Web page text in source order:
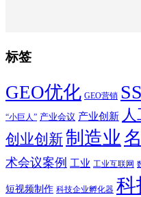
标签
GEO优化 GEO营销
“小巨人” 产业会议 产业创新
创业创新制造业
术会议案例 工业 工业互联网
短视频制作 科技企业孵化器 科